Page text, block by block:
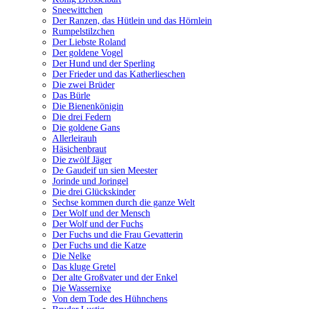
Sneewittchen
Der Ranzen, das Hütlein und das Hörnlein
Rumpelstilzchen
Der Liebste Roland
Der goldene Vogel
Der Hund und der Sperling
Der Frieder und das Katherlieschen
Die zwei Brüder
Das Bürle
Die Bienenkönigin
Die drei Federn
Die goldene Gans
Allerleirauh
Häsichenbraut
Die zwölf Jäger
De Gaudeif un sien Meester
Jorinde und Joringel
Die drei Glückskinder
Sechse kommen durch die ganze Welt
Der Wolf und der Mensch
Der Wolf und der Fuchs
Der Fuchs und die Frau Gevatterin
Der Fuchs und die Katze
Die Nelke
Das kluge Gretel
Der alte Großvater und der Enkel
Die Wassernixe
Von dem Tode des Hühnchens